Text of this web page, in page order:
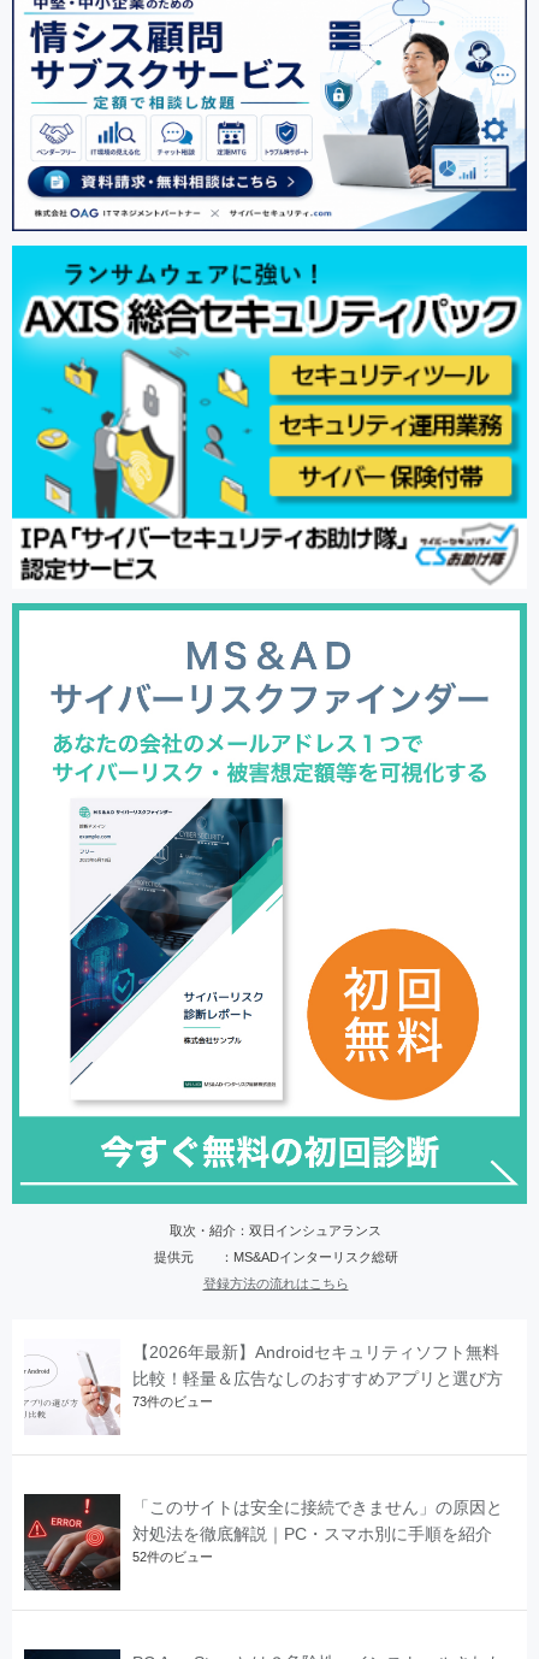
取次・紹介：双日インシュアランス
提供元 ：MS&ADインターリスク総研
登録方法の流れはこちら
【2026年最新】Androidセキュリティソフト無料
比較！軽量＆広告なしのおすすめアプリと選び方
73件のビュー
「このサイトは安全に接続できません」の原因と
対処法を徹底解説｜PC・スマホ別に手順を紹介
52件のビュー